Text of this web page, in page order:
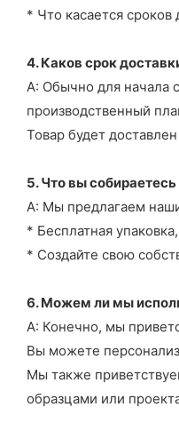
* Что касается
4. Каков срок
А: Обычно для начала
производственный
Товар будет
5. Что вы собираетесь
А: Мы предлагаем
* Бесплатная
* Создайте свою
6. Можем ли мы
А: Конечно, мы
Вы можете
Мы также
образцами или